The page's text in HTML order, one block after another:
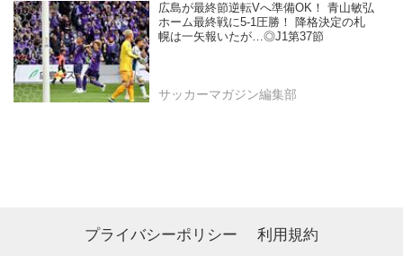
広島が最終節逆転Vへ準備OK！ 青山敏弘
ホーム最終戦に5-1圧勝！ 降格決定の札
幌は一矢報いたが…◎J1第37節
サッカーマガジン編集部
プライバシーポリシー 利用規約